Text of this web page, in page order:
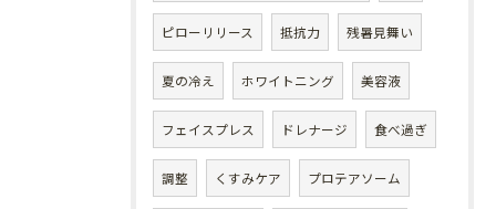
ピローリリース 抵抗力 残暑見舞い
夏の冷え ホワイトニング 美容液
フェイスプレス ドレナージ 食べ過ぎ
調整 くすみケア プロテアソーム